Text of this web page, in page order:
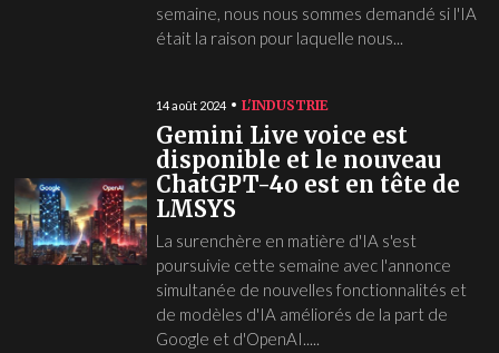
semaine, nous nous sommes demandé si l'IA
était la raison pour laquelle nous...
14 août 2024 L'INDUSTRIE
Gemini Live voice est
disponible et le nouveau
ChatGPT-4o est en tête de
LMSYS
La surenchère en matière d'IA s'est
poursuivie cette semaine avec l'annonce
simultanée de nouvelles fonctionnalités et
de modèles d'IA améliorés de la part de
Google et d'OpenAI.....